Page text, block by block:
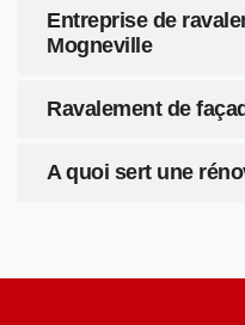
Entreprise de
Mogneville
Ravalement de
A quoi sert une